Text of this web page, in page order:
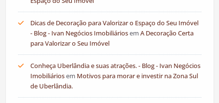
Dicas de Decoração para Valorizar o Espaço do Seu Imóvel
- Blog - Ivan Negócios ImobiliáriosemA Decoração Certa
para Valorizar o Seu Imóvel
Conheça Uberlândia e suas atrações. - Blog - Ivan Negócios
Imobiliáriosem Motivos para morar e investir na Zona Sul
de Uberlândia.